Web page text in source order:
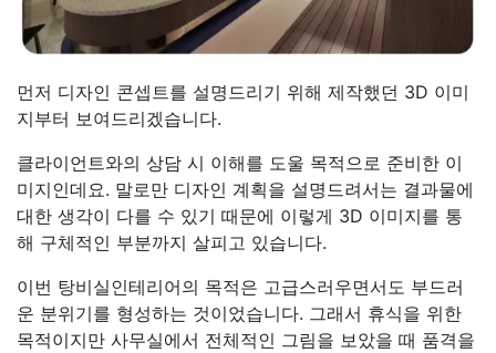
먼저 디자인 콘셉트를 설명드리기 위해 제작했던 3D 이미
지부터 보여드리겠습니다.
클라이언트와의 상담 시 이해를 도울 목적으로 준비한 이
미지인데요. 말로만 디자인 계획을 설명드려서는 결과물에
대한 생각이 다를 수 있기 때문에 이렇게 3D 이미지를 통
해 구체적인 부분까지 살피고 있습니다.
이번 탕비실인테리어의 목적은 고급스러우면서도 부드러
운 분위기를 형성하는 것이었습니다. 그래서 휴식을 위한
목적이지만 사무실에서 전체적인 그림을 보았을 때 품격을